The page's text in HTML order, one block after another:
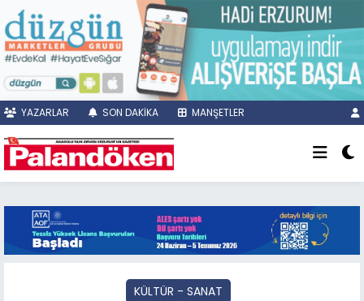
YAZARLAR SON DAKİKA MANŞETLER
KÜLTÜR - SANAT